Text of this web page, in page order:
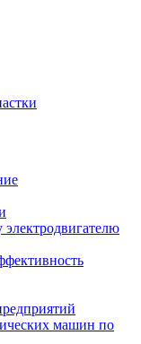
машин по